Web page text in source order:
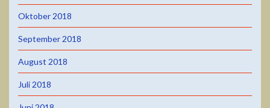
Oktober 2018
September 2018
August 2018
Juli 2018